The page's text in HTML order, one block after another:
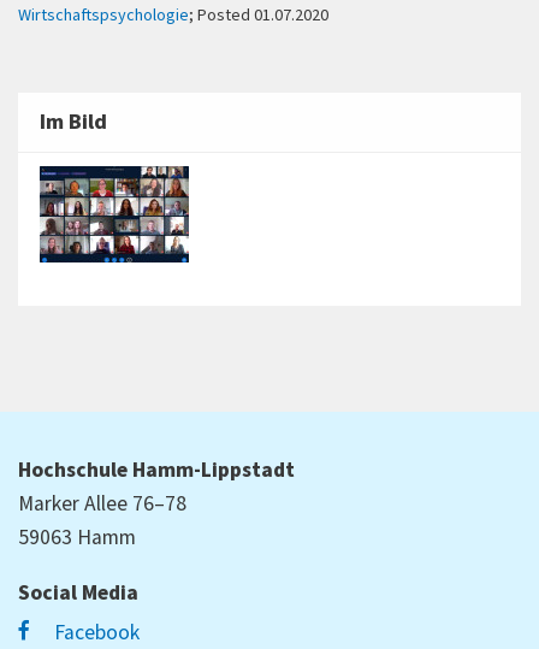
Wirtschaftspsychologie; Posted 01.07.2020
Im Bild
Hochschule Hamm-Lippstadt
Marker Allee 76–78
59063 Hamm
Social Media
Facebook